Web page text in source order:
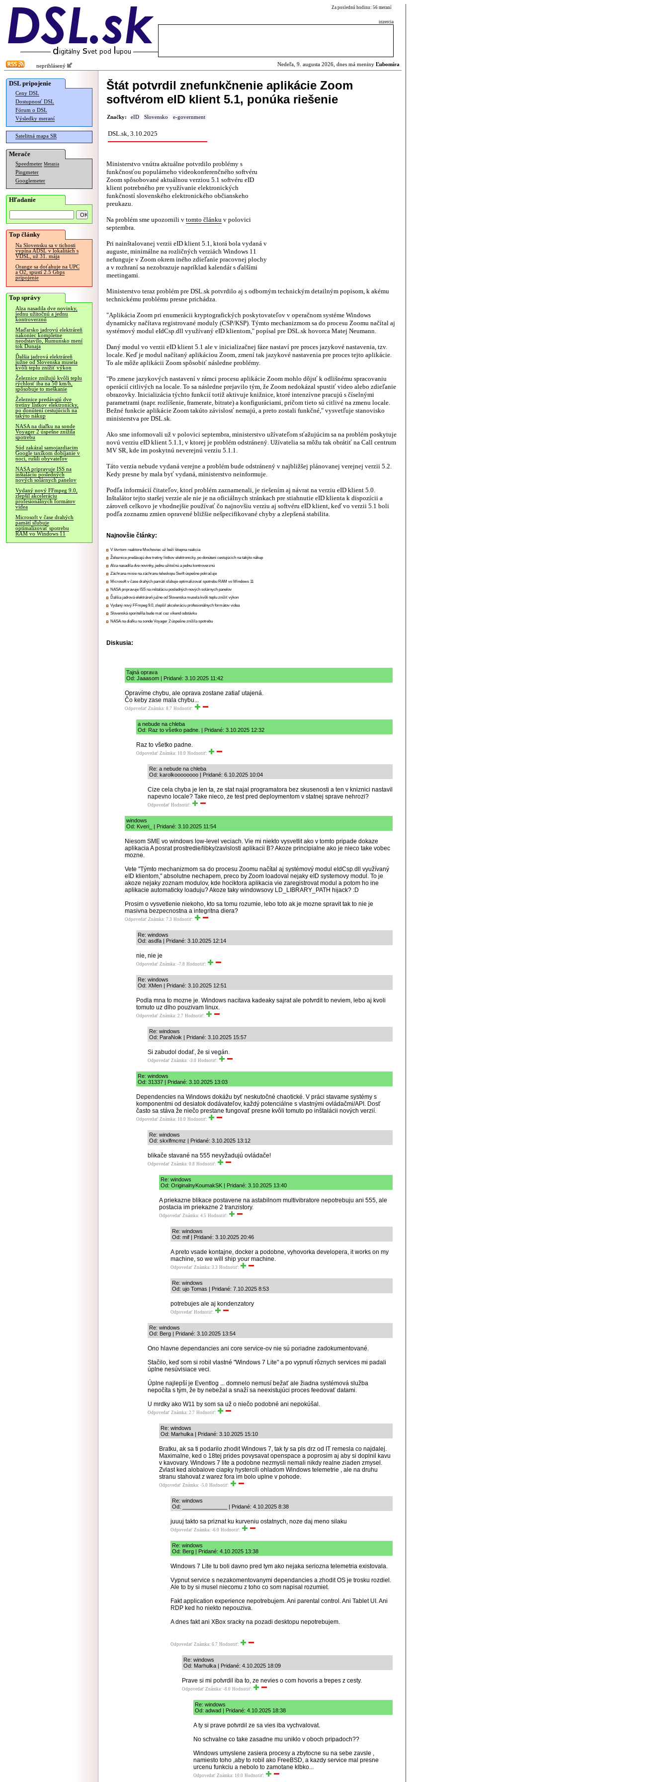
Za poslednú hodinu: 56 meraní
inzercia
neprihlásený Nedeľa, 9. augusta 2026, dnes má meniny Ľubomíra
DSL pripojenie
Ceny DSL
Dostupnosť DSL
Fórum o DSL
Výsledky meraní
Satelitná mapa SR
Merače
Speedmeter Merania
Pingmeter
Googlemeter
Hľadanie
Top články
Na Slovensku sa v tichosti
vypína ADSL v lokalitách s
VDSL, už 31. mája
Orange sa doťahuje na UPC
a O2, spustí 2.5 Gbps
pripojenie
Top správy
Alza nasadila dve novinky,
jednu užitočnú a jednu
kontroverznú
Maďarsko jadrovú elektráreň
nakoniec kompletne
neodstavilo, Rumunsko mení
tok Dunaja
Ďalšia jadrová elektráreň
južne od Slovenska musela
kvôli teplu znížiť výkon
Železnice znižujú kvôli teplu
rýchlosť iba na 50 km/h,
spôsobuje to meškanie
Železnice predávajú dve
tretiny lístkov elektronicky,
po donútení cestujúcich na
takýto nákup
NASA na diaľku na sonde
Voyager 2 úspešne znížila
spotrebu
Súd zakázal samojazdiacim
Google taxíkom dobíjanie v
noci, rušili obyvateľov
NASA pripravuje ISS na
inštaláciu posledných
nových solárnych panelov
Vydaný nový FFmpeg 9.0,
zlepšil akceleráciu
profesionálnych formátov
videa
Microsoft v čase drahých
pamätí sľubuje
optimalizovať spotrebu
RAM vo Windows 11
Štát potvrdil znefunkčnenie aplikácie Zoom
softvérom eID klient 5.1, ponúka riešenie
Značky: eID Slovensko e-government
DSL.sk, 3.10.2025
Ministerstvo vnútra aktuálne potvrdilo problémy s
funkčnosťou populárneho videokonferenčného softvéru
Zoom spôsobované aktuálnou verziou 5.1 softvéru eID
klient potrebného pre využívanie elektronických
funkčností slovenského elektronického občianskeho
preukazu.
Na problém sme upozornili v tomto článku v polovici
septembra.
Pri nainštalovanej verzii eID klient 5.1, ktorá bola vydaná v
auguste, minimálne na rozličných verziách Windows 11
nefunguje v Zoom okrem iného zdieľanie pracovnej plochy
a v rozhraní sa nezobrazuje napríklad kalendár s ďalšími
meetingami.
Ministerstvo teraz problém pre DSL.sk potvrdilo aj s odborným technickým detailným popisom, k akému
technickému problému presne prichádza.
"Aplikácia Zoom pri enumerácii kryptografických poskytovateľov v operačnom systéme Windows
dynamicky načítava registrované moduly (CSP/KSP). Týmto mechanizmom sa do procesu Zoomu načítal aj
systémový modul eIdCsp.dll využívaný eID klientom," popísal pre DSL.sk hovorca Matej Neumann.
Daný modul vo verzii eID klient 5.1 ale v inicializačnej fáze nastaví pre proces jazykové nastavenia, tzv.
locale. Keď je modul načítaný aplikáciou Zoom, zmení tak jazykové nastavenia pre proces tejto aplikácie.
To ale môže aplikácii Zoom spôsobiť následne problémy.
"Po zmene jazykových nastavení v rámci procesu aplikácie Zoom mohlo dôjsť k odlišnému spracovaniu
operácií citlivých na locale. To sa následne prejavilo tým, že Zoom nedokázal spustiť video alebo zdieľanie
obrazovky. Inicializácia týchto funkcií totiž aktivuje knižnice, ktoré intenzívne pracujú s číselnými
parametrami (napr. rozlíšenie, framerate, bitrate) a konfiguráciami, pričom tieto sú citlivé na zmenu locale.
Bežné funkcie aplikácie Zoom takúto závislosť nemajú, a preto zostali funkčné," vysvetľuje stanovisko
ministerstva pre DSL.sk.
Ako sme informovali už v polovici septembra, ministerstvo užívateľom sťažujúcim sa na problém poskytuje
novú verziu eID klient 5.1.1, v ktorej je problém odstránený. Užívatelia sa môžu tak obrátiť na Call centrum
MV SR, kde im poskytnú neverejnú verziu 5.1.1.
Táto verzia nebude vydaná verejne a problém bude odstránený v najbližšej plánovanej verejnej verzii 5.2.
Kedy presne by mala byť vydaná, ministerstvo neinformuje.
Podľa informácií čitateľov, ktorí problém zaznamenali, je riešením aj návrat na verziu eID klient 5.0.
Inštalátor tejto staršej verzie ale nie je na oficiálnych stránkach pre stiahnutie eID klienta k dispozícii a
zároveň celkovo je vhodnejšie používať čo najnovšiu verziu aj softvéru eID klient, keď vo verzii 5.1 boli
podľa zoznamu zmien opravené bližšie nešpecifikované chyby a zlepšená stabilita.
Najnovšie články:
V štvrtom reaktore Mochoviec už beží štiepna reakcia
Železnice predávajú dve tretiny lístkov elektronicky, po donútení cestujúcich na takýto nákup
Alza nasadila dve novinky, jednu užitočnú a jednu kontroverznú
Záchrana misie na záchranu teleskopu Swift úspešne pokračuje
Microsoft v čase drahých pamätí sľubuje optimalizovať spotrebu RAM vo Windows 11
NASA pripravuje ISS na inštaláciu posledných nových solárnych panelov
Ďalšia jadrová elektráreň južne od Slovenska musela kvôli teplu znížiť výkon
Vydaný nový FFmpeg 9.0, zlepšil akceleráciu profesionálnych formátov videa
Slovenská sporiteľňa bude mať cez víkend odstávku
NASA na diaľku na sonde Voyager 2 úspešne znížila spotrebu
Diskusia:
Tajná oprava
Od: Jaaasom | Pridané: 3.10.2025 11:42
Opravíme chybu, ale oprava zostane zatiaľ utajená.
Čo keby zase mala chybu...
Odpovedať Známka: 8.7 Hodnotiť:
a nebude na chleba
Od: Raz to všetko padne. | Pridané: 3.10.2025 12:32
Raz to všetko padne.
Odpovedať Známka: 10.0 Hodnotiť:
Re: a nebude na chleba
Od: karolkoooooooo | Pridané: 6.10.2025 10:04
Cize cela chyba je len ta, ze stat najal programatora bez skusenosti a ten v kniznici nastavil
napevno locale? Take nieco, ze test pred deploymentom v statnej sprave nehrozi?
Odpovedať Hodnotiť:
windows
Od: Kveri_ | Pridané: 3.10.2025 11:54
Niesom SME vo windows low-level veciach. Vie mi niekto vysvetlit ako v tomto pripade dokaze
aplikacia A posrat prostredie/libky/zavislosti aplikacii B? Akoze principialne ako je nieco take vobec
mozne.
Vete "Týmto mechanizmom sa do procesu Zoomu načítal aj systémový modul eIdCsp.dll využívaný
eID klientom," absolutne nechapem, preco by Zoom loadoval nejaky eID systemovy modul. To je
akoze nejaky zoznam modulov, kde hociktora aplikacia vie zaregistrovat modul a potom ho ine
aplikacie automaticky loaduju? Akoze taky windowsovy LD_LIBRARY_PATH hijack? :D
Prosim o vysvetlenie niekoho, kto sa tomu rozumie, lebo toto ak je mozne spravit tak to nie je
masivna bezpecnostna a integritna diera?
Odpovedať Známka: 7.3 Hodnotiť:
Re: windows
Od: asdfa | Pridané: 3.10.2025 12:14
nie, nie je
Odpovedať Známka: -7.8 Hodnotiť:
Re: windows
Od: XMen | Pridané: 3.10.2025 12:51
Podla mna to mozne je. Windows nacitava kadeaky sajrat ale potvrdit to neviem, lebo aj kvoli
tomuto uz dlho pouzivam linux.
Odpovedať Známka: 2.7 Hodnotiť:
Re: windows
Od: ParaNoik | Pridané: 3.10.2025 15:57
Si zabudol dodať, že si vegán.
Odpovedať Známka: -3.0 Hodnotiť:
Re: windows
Od: 31337 | Pridané: 3.10.2025 13:03
Dependencies na Windows dokážu byť neskutočné chaotické. V práci stavame systémy s
komponentmi od desiatok dodávateľov, každý potenciálne s vlastnými ovládačmi/API. Dosť
často sa stáva že niečo prestane fungovať presne kvôli tomuto po inštalácii nových verzií.
Odpovedať Známka: 10.0 Hodnotiť:
Re: windows
Od: skxlfmcmz | Pridané: 3.10.2025 13:12
blikače stavané na 555 nevyžadujú ovládače!
Odpovedať Známka: 0.8 Hodnotiť:
Re: windows
Od: OriginalnyKoumakSK | Pridané: 3.10.2025 13:40
A priekazne blikace postavene na astabilnom multivibratore nepotrebuju ani 555, ale
postacia im priekazne 2 tranzistory.
Odpovedať Známka: 4.5 Hodnotiť:
Re: windows
Od: mif | Pridané: 3.10.2025 20:46
A preto vsade kontajne, docker a podobne, vyhovorka developera, it works on my
machine, so we will ship your machine.
Odpovedať Známka: 3.3 Hodnotiť:
Re: windows
Od: ujo Tomas | Pridané: 7.10.2025 8:53
potrebujes ale aj kondenzatory
Odpovedať Hodnotiť:
Re: windows
Od: Berg | Pridané: 3.10.2025 13:54
Ono hlavne dependancies ani core service-ov nie sú poriadne zadokumentované.
Stačilo, keď som si robil vlastné "Windows 7 Lite" a po vypnutí rôznych services mi padali
úplne nesúvisiace veci.
Úplne najlepší je Eventlog ... domnelo nemusí bežať ale žiadna systémová služba
nepočíta s tým, že by nebežal a snaží sa neexistujúci proces feedovať datami.
U mrdky ako W11 by som sa už o niečo podobné ani nepokúšal.
Odpovedať Známka: 2.7 Hodnotiť:
Re: windows
Od: Marhulka | Pridané: 3.10.2025 15:10
Bratku, ak sa ti podarilo zhodit Windows 7, tak ty sa pls drz od IT remesla co najdalej.
Maximalne, ked o 18tej prides povysavat openspace a poprosim aj aby si doplnil kavu
v kavovary. Windows 7 lite a podobne nezmysli nemali nikdy realne ziaden zmysel.
Zvlast ked alobalove ciapky hystercili ohladom Windows telemetrie , ale na druhu
stranu stahovat z warez fora im bolo uplne v pohode.
Odpovedať Známka: -5.0 Hodnotiť:
Re: windows
Od: _______________ | Pridané: 4.10.2025 8:38
juuuj takto sa priznat ku kurveniu ostatnych, noze daj meno silaku
Odpovedať Známka: -6.0 Hodnotiť:
Re: windows
Od: Berg | Pridané: 4.10.2025 13:38
Windows 7 Lite tu boli davno pred tym ako nejaka seriozna telemetria existovala.
Vypnut service s nezakomentovanymi dependancies a zhodit OS je trosku rozdiel.
Ale to by si musel niecomu z toho co som napisal rozumiet.
Fakt application experience nepotrebujem. Ani parental control. Ani Tablet UI. Ani
RDP ked ho niekto nepouziva.
A dnes fakt ani XBox sracky na pozadi desktopu nepotrebujem.
Odpovedať Známka: 6.7 Hodnotiť:
Re: windows
Od: Marhulka | Pridané: 4.10.2025 18:09
Prave si mi potvrdil iba to, ze nevies o com hovoris a trepes z cesty.
Odpovedať Známka: -8.0 Hodnotiť:
Re: windows
Od: adwad | Pridané: 4.10.2025 18:38
A ty si prave potvrdil ze sa vies iba vychvalovat.
No schvalne co take zasadne mu uniklo v oboch pripadoch??
Windows umyslene zasiera procesy a zbytocne su na sebe zavsle ,
namiesto toho ,aby to robil ako FreeBSD, a kazdy service mal presne
urcenu funkciu a nebolo to zamotane klbko...
Odpovedať Známka: 10.0 Hodnotiť: